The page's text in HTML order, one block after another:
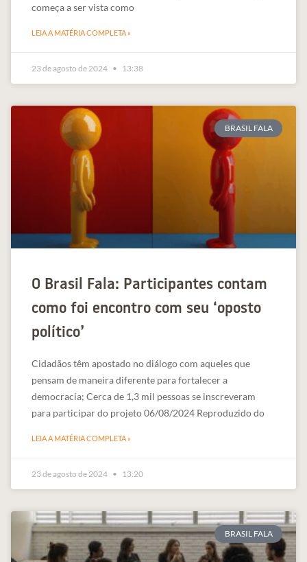
começa a ser vista como
LEIA A MATÉRIA COMPLETA »
23 de agosto de 2024 13:38
BRASIL FALA
O Brasil Fala: Participantes contam
como foi encontro com seu ‘oposto
político’
Cidadãos têm apostado no diálogo com aqueles que
pensam de maneira diferente para fortalecer a
democracia; Cerca de 1,3 mil pessoas se inscreveram
para participar do projeto 06/08/2024 Reproduzido do
LEIA A MATÉRIA COMPLETA »
23 de agosto de 2024 13:20
BRASIL FALA